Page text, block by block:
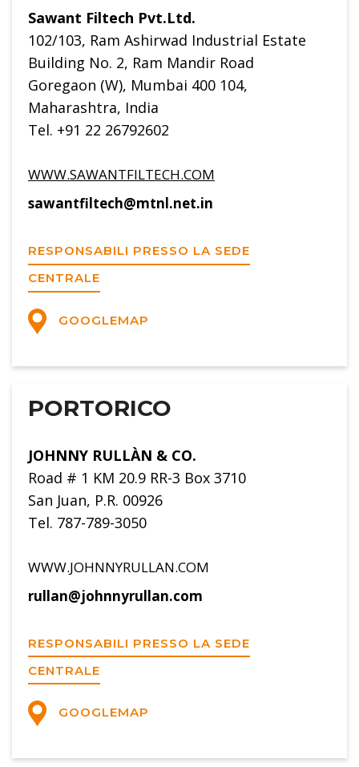
Sawant Filtech Pvt.Ltd.
102/103, Ram Ashirwad Industrial Estate
Building No. 2, Ram Mandir Road
Goregaon (W), Mumbai 400 104,
Maharashtra, India
Tel. +91 22 26792602
WWW.SAWANTFILTECH.COM
sawantfiltech@mtnl.net.in
RESPONSABILI PRESSO LA SEDE
CENTRALE
GOOGLEMAP
PORTORICO
JOHNNY RULLÀN & CO.
Road # 1 KM 20.9 RR-3 Box 3710
San Juan, P.R. 00926
Tel. 787-789-3050
WWW.JOHNNYRULLAN.COM
rullan@johnnyrullan.com
RESPONSABILI PRESSO LA SEDE
CENTRALE
GOOGLEMAP